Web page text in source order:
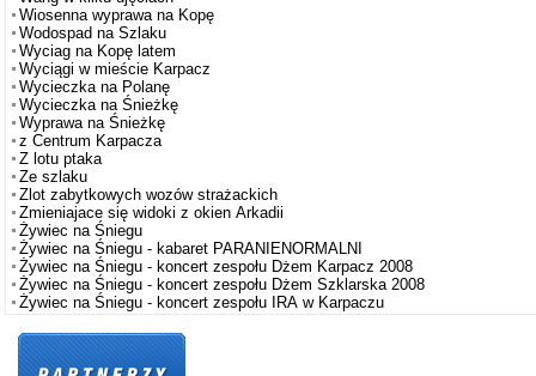
Wiosenna wyprawa na Kopę
Wodospad na Szlaku
Wyciag na Kopę latem
Wyciągi w mieście Karpacz
Wycieczka na Polanę
Wycieczka na Śnieżkę
Wyprawa na Śnieżkę
z Centrum Karpacza
Z lotu ptaka
Ze szlaku
Zlot zabytkowych wozów strażackich
Zmieniajace się widoki z okien Arkadii
Żywiec na Śniegu
Żywiec na Śniegu - kabaret PARANIENORMALNI
Żywiec na Śniegu - koncert zespołu Dżem Karpacz 2008
Żywiec na Śniegu - koncert zespołu Dżem Szklarska 2008
Żywiec na Śniegu - koncert zespołu IRA w Karpaczu